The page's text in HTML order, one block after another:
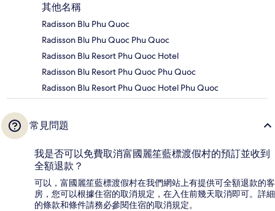
其他名稱
Radisson Blu Phu Quoc
Radisson Blu Phu Quoc Phu Quoc
Radisson Blu Resort Phu Quoc Hotel
Radisson Blu Resort Phu Quoc Phu Quoc
Radisson Blu Resort Phu Quoc Hotel Phu Quoc
常見問題
我是否可以免費取消富國麗笙藍標渡假村的預訂並收到
全額退款？
可以，富國麗笙藍標渡假村在我們網站上有提供可全額退款的客
房，您可以根據住宿的取消規定，在入住前幾天取消即可。詳細
的條款和條件請務必參閱住宿的取消規定。